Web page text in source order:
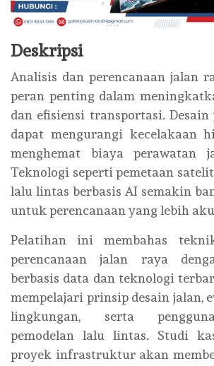
Deskripsi
Analisis dan perencanaan jalan
peran penting dalam
dan efisiensi transportasi.
dapat mengurangi kecelakaan
menghemat biaya perawatan
Teknologi seperti pemetaan
lalu lintas berbasis AI semakin
untuk perencanaan yang lebih
Pelatihan ini membahas
perencanaan jalan raya
berbasis data dan teknologi
mempelajari prinsip desain jalan,
lingkungan, serta
pemodelan lalu lintas. Studi
proyek infrastruktur akan